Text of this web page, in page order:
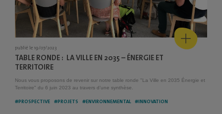
publié le 19/07/2023
TABLE RONDE : LA VILLE EN 2035 – ÉNERGIE ET
TERRITOIRE
Nous vous proposons de revenir sur notre table ronde "La Ville en 2035 Énergie et
Territoire" du 6 juin 2023 au travers d’une synthèse.
#PROSPECTIVE #PROJETS #ENVIRONNEMENTAL #INNOVATION